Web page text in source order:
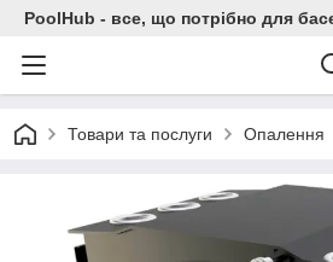
PoolHub - все, що потрібно для
Товари та послуги Опалення